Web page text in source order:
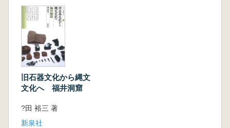
旧石器文化から縄文
文化へ 福井洞窟
?田 裕三 著
新泉社